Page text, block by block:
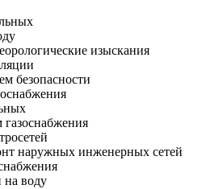
изыскания
безопасности
газоснабжения
наружных инженерных сетей
на воду